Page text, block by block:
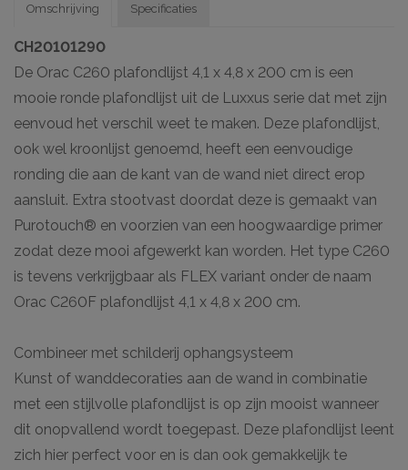
Omschrijving
CH20101290
De Orac C260 plafondlijst 4,1 x 4,8 x 200 cm is een
mooie ronde plafondlijst uit de Luxxus serie dat met zijn
eenvoud het verschil weet te maken. Deze plafondlijst,
ook wel kroonlijst genoemd, heeft een eenvoudige
ronding die aan de kant van de wand niet direct erop
aansluit. Extra stootvast doordat deze is gemaakt van
Purotouch® en voorzien van een hoogwaardige primer
zodat deze mooi afgewerkt kan worden. Het type C260
is tevens verkrijgbaar als FLEX variant onder de naam
Orac C260F plafondlijst 4,1 x 4,8 x 200 cm.
Combineer met schilderij ophangsysteem
Kunst of wanddecoraties aan de wand in combinatie
met een stijlvolle plafondlijst is op zijn mooist wanneer
dit onopvallend wordt toegepast. Deze plafondlijst leent
zich hier perfect voor en is dan ook gemakkelijk te
Specificaties